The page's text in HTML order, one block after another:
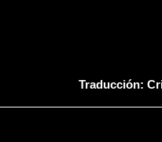
Traducción: